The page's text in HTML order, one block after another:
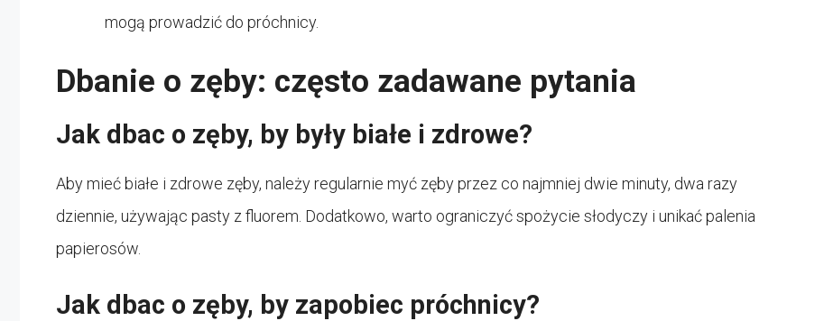
mogą prowadzić do próchnicy.
Dbanie o zęby: często zadawane pytania
Jak dbac o zęby, by były białe i zdrowe?
Aby mieć białe i zdrowe zęby, należy regularnie myć zęby przez co najmniej dwie minuty, dwa razy
dziennie, używając pasty z fluorem. Dodatkowo, warto ograniczyć spożycie słodyczy i unikać palenia
papierosów.
Jak dbac o zęby, by zapobiec próchnicy?